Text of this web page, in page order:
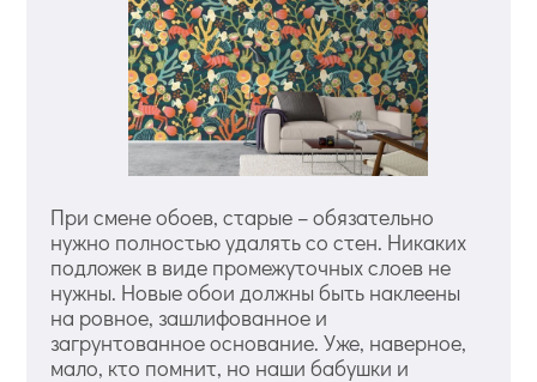
При смене обоев, старые – обязательно
нужно полностью удалять со стен. Никаких
подложек в виде промежуточных слоев не
нужны. Новые обои должны быть наклеены
на ровное, зашлифованное и
загрунтованное основание. Уже, наверное,
мало, кто помнит, но наши бабушки и